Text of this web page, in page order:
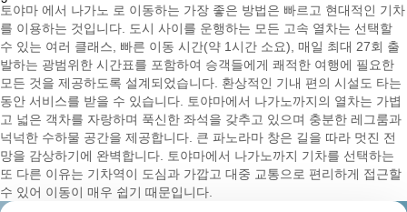
토야마 에서 나가노 로 이동하는 가장 좋은 방법은 빠르고 현대적인 기차
를 이용하는 것입니다. 도시 사이를 운행하는 모든 고속 열차는 선택할
수 있는 여러 클래스, 빠른 이동 시간(약 1시간 소요), 매일 최대 27회 출
발하는 광범위한 시간표를 포함하여 승객들에게 쾌적한 여행에 필요한
모든 것을 제공하도록 설계되었습니다. 환상적인 기내 편의 시설도 타는
동안 서비스를 받을 수 있습니다. 토야마에서 나가노까지의 열차는 가볍
고 넓은 객차를 자랑하며 푹신한 좌석을 갖추고 있으며 충분한 레그룸과
넉넉한 수하물 공간을 제공합니다. 큰 파노라마 창은 길을 따라 멋진 전
망을 감상하기에 완벽합니다. 토야마에서 나가노까지 기차를 선택하는
또 다른 이유는 기차역이 도심과 가깝고 대중 교통으로 편리하게 접근할
수 있어 이동이 매우 쉽기 때문입니다.